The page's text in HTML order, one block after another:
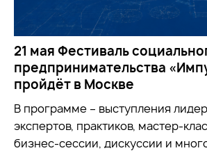
21 мая Фестиваль
предпринимательства
пройдёт в Москве
В программе – выступления
экспертов, практиков, мастер-
бизнес-сессии, дискуссии и